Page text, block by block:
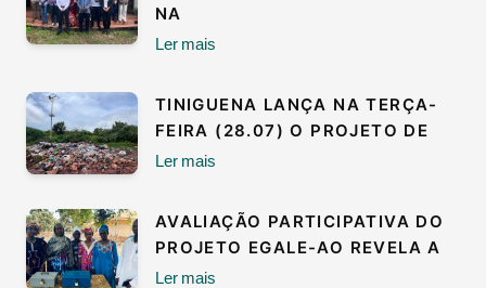
NA
Ler mais
TINIGUENA LANÇA NA TERÇA-
FEIRA (28.07) O PROJETO DE
Ler mais
AVALIAÇÃO PARTICIPATIVA DO
PROJETO EGALE-AO REVELA A
Ler mais